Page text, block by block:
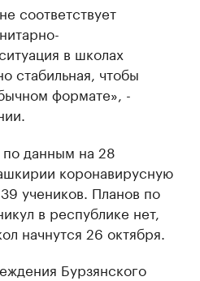
соответствует
в школах
стабильная, чтобы
формате», -
данным на 28
коронавирусную
учеников. Планов по
в республике нет,
начнутся 26 октября.
Бурзянского